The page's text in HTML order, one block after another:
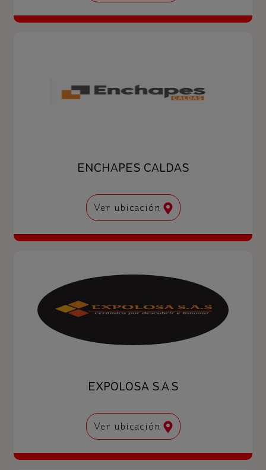
ENCHAPES CALDAS
Ver ubicación
EXPOLOSA S.A.S
Ver ubicación